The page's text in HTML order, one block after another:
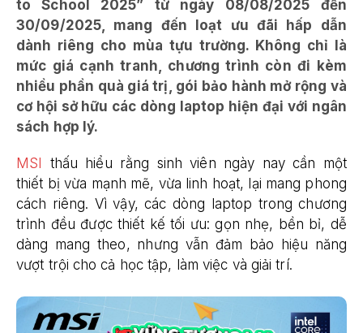
to School 2025” từ ngày 08/08/2025 đến
30/09/2025, mang đến loạt ưu đãi hấp dẫn
dành riêng cho mùa tựu trường. Không chỉ là
mức giá cạnh tranh, chương trình còn đi kèm
nhiều phần quà giá trị, gói bảo hành mở rộng và
cơ hội sở hữu các dòng laptop hiện đại với ngân
sách hợp lý.
MSI
thấu hiểu rằng sinh viên ngày nay cần một
thiết bị vừa mạnh mẽ, vừa linh hoạt, lại mang phong
cách riêng. Vì vậy, các dòng laptop trong chương
trình đều được thiết kế tối ưu: gọn nhẹ, bền bỉ, dễ
dàng mang theo, nhưng vẫn đảm bảo hiệu năng
vượt trội cho cả học tập, làm việc và giải trí.